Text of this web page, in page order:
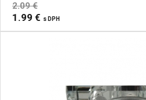
2.09 €
1.99 € s DPH